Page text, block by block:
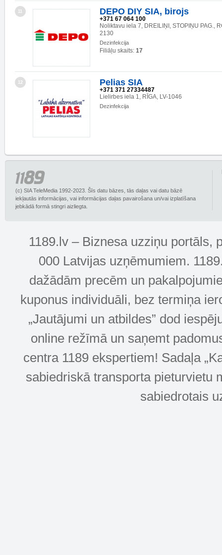
11 DEPO DIY SIA, birojs
+371 67 064 100
Noliktavu iela 7, DREILIŅI, STOPIŅU PAG.,
2130
Dezinfekcija
Filiāļu skaits: 17
12 Pelias SIA
+371 371 27334487
Lielirbes iela 1, RĪGA, LV-1046
Dezinfekcija
(c) SIA TeleMedia 1992-2023. Šīs datu bāzes, tās daļas vai datu bāzē
iekļautās informācijas, vai informācijas daļas pavairošana un/vai izplatīšana
jebkādā formā stingri aizliegta.
1189.lv – Biznesa uzziņu portāls,
000 Latvijas uzņēmumiem.
dažādām precēm un
kuponus individuāli, bez termiņa
„Jautājumi un atbildes” dod
online režīmā un saņemt
centra 1189 ekspertiem! Sadaļa
sabiedriskā transporta pieturvietu
sabiedrotais